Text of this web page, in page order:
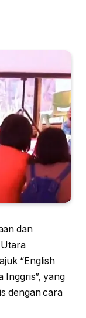
dan
“English
Inggris”, yang
dengan cara